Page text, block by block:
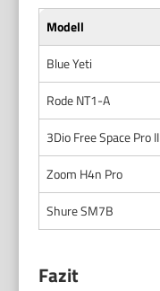
Modell
Blue Yeti
Rode NT1-A
3Dio Free Space Pro II
Zoom H4n Pro
Shure SM7B
Fazit